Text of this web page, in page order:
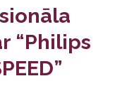
naftas un gāzes
“Philips